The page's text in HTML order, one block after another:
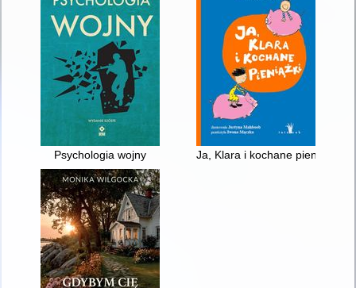
Psychologia wojny Ja, Klara i kochane pieniążki